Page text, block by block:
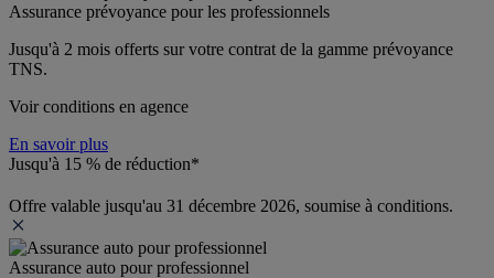
Assurance prévoyance pour les professionnels
Jusqu'à 2 mois offerts sur votre contrat de la gamme prévoyance
TNS.
Voir conditions en agence
En savoir plus
Jusqu'à 15 % de réduction*
Offre valable jusqu'au 31 décembre 2026, soumise à conditions.
Assurance auto pour professionnel